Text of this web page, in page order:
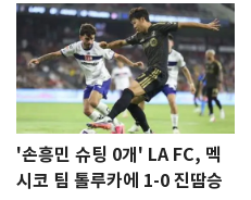
'손흥민 슈팅 0개' LA FC, 멕
시코 팀 톨루카에 1-0 진땀승